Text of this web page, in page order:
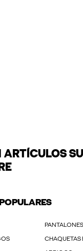
ARTÍCULOS
PANTALONES
CHAQUETAS